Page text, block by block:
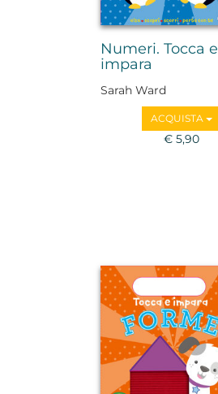
Numeri. Tocca e
impara
Sarah Ward
ACQUISTA
€ 5,90